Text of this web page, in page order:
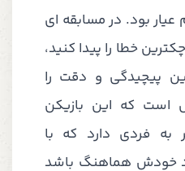
بود. در مسابقه ای
خطا را پیدا کنید،
پیچیدگی و دقت را
است که این بازیکن
فردی دارد که با
خودش هماهنگ باشد